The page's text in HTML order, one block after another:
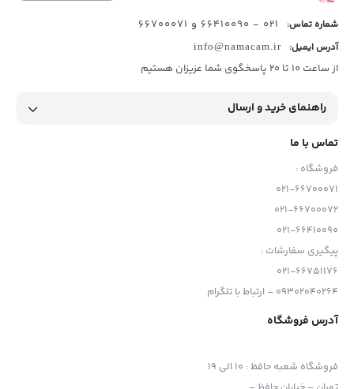
شماره تماس: 021 - 66410090 و 66700071
آدرس ایمیل: info@namacam.ir
از ساعت 10 تا 20 پاسخگوی شما عزیزان هستیم
راهنمای خرید و ارسال
تماس با ما
فروشگاه :
021-66700071
021-66700072
021-66410090
پیگیری سفارشات :
021-66751176
09302040264 – ارتباط با تلگرام
آدرس فروشگاه
فروشگاه شعبه حافظ: 10 الی 19